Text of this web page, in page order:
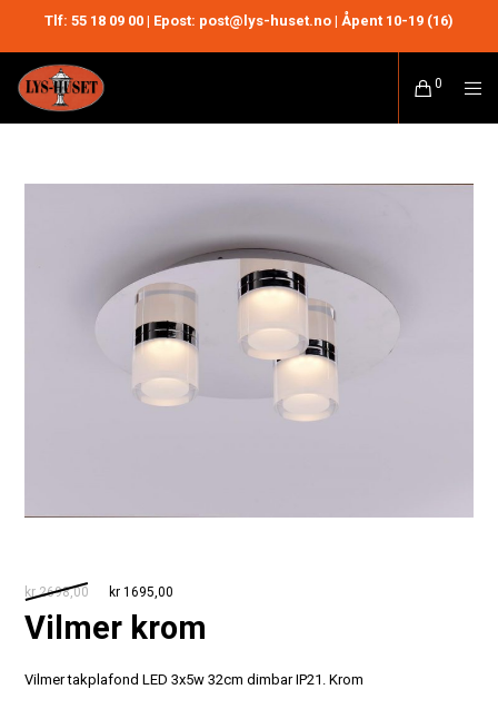
Tlf: 55 18 09 00 | Epost: post@lys-huset.no | Åpent 10-19 (16)
0
kr2698,00
Opprinnelig
var:
kr 2698,00.
kr 1695,00
er:
kr 1695,00.
Vilmer krom
Vilmer takplafond LED 3x5w 32cm dimbar IP21. Krom